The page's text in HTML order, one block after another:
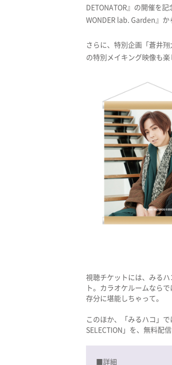
DETONATOR』の開催を
WONDER lab. Garden』
さらに、特別企画「蒼井
の特別メイキング映像も楽
視聴チケットには、みる
ト。カラオケルームなら
存分に堪能しちゃって。
このほか、「みるハコ」
SELECTION」を、無料配
■詳細